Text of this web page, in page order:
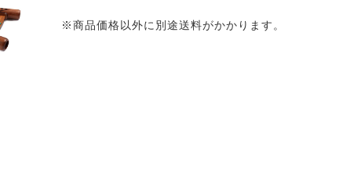
※商品価格以外に別途送料がかかります。